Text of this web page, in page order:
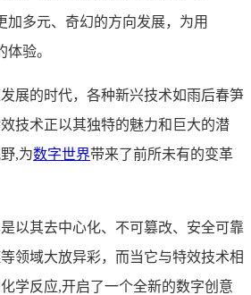
加多元、奇幻的方向发展，为用
验。
展的时代，各种新兴技术如雨后春笋
技术正以其独特的魅力和巨大的潜
,为数字世界带来了前所未有的变革
以其去中心化、不可篡改、安全可靠
领域大放异彩，而当它与特效技术相
学反应,开启了一个全新的数字创意